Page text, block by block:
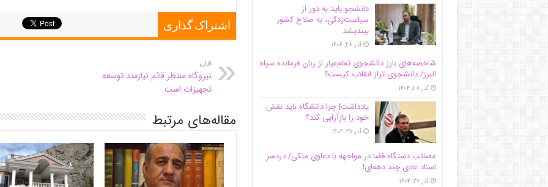
اشتراک گذاری
قبلی
نیروگاه منتظر قائم نیازمند توسعه
تجهیزات است
مقاله‌های مرتبط
دانشجو باید به دور از
سیاست‌زدگی، به صلاح کشور
بیندیشد
آذر ۲۸, ۱۴۰۴
شاخصه‌های بارز دانشجوی تمام‌عیار از زبان فرمانده سپاه
البرز/ دانشجوی تراز انقلاب کیست؟
آذر ۲۸, ۱۴۰۴
یادداشت| چرا دانشگاه باید نقش
خود را بازآرایی کند؟
آذر ۲۷, ۱۴۰۴
مصائب دستگاه قضا در مواجهه با دعاوی ملکی/ دردسر
اسناد عادی چند‌ دهه‌ای!
آذر ۲۷, ۱۴۰۴